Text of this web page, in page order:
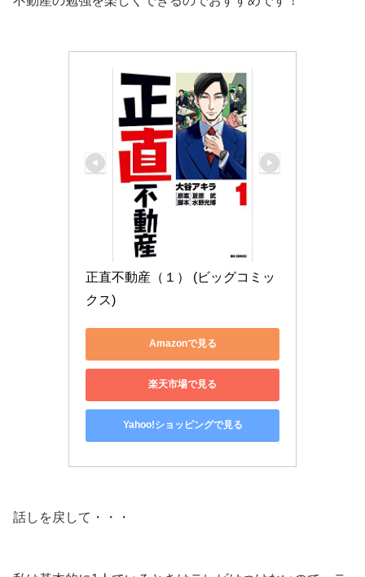
正直不動産（１） (ビッグコミッ
クス)
Amazonで見る
楽天市場で見る
Yahoo!ショッピングで見る
話しを戻して・・・